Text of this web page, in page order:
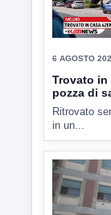
6 AGOSTO
Trovato in
pozza di
Ritrovato
in un...